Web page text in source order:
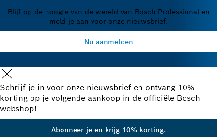
Blijf op de hoogte van de wereld van Bosch Professional en
meld je aan voor onze nieuwsbrief.
Nu aanmelden
Schrijf je in voor onze nieuwsbrief en ontvang 10%
korting op je volgende aankoop in de officiële Bosch
webshop!
Abonneer je en krijg 10% korting.